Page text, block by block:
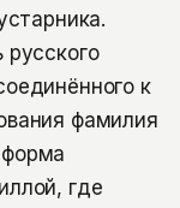
к
фамилия
где